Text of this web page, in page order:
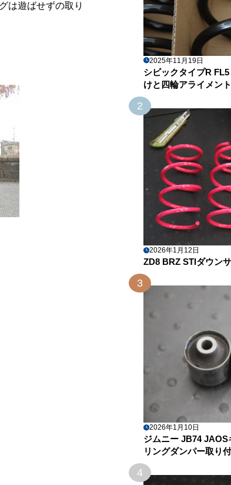
は遊ばせずの取り
2025年11月19日
シビックタイプR
けと四輪アライメント
2
2026年1月12日
ZD8 BRZ STIダウン
3
2026年1月10日
ジムニー JB74
リングダンパー取り
4